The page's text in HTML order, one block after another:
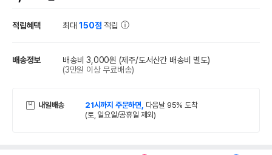
적립혜택 최대150점 적립
배송정보 배송비 3,000원 (제주/도서산간 배송비 별도)
(3만원 이상 무료배송)
내일배송 21시까지 주문하면, 다음날 95% 도착
(토, 일요일/공휴일 제외)